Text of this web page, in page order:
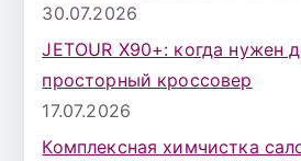
30.07.2026
JETOUR X90+: когда нужен
просторный кроссовер
17.07.2026
Комплексная химчистка